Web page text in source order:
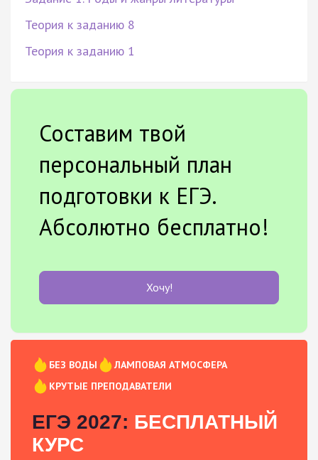
Теория к заданию 8
Теория к заданию 1
Составим твой
персональный план
подготовки к ЕГЭ.
Абсолютно бесплатно!
Хочу!
БЕЗ ВОДЫ
ЛАМПОВАЯ АТМОСФЕРА
КРУТЫЕ ПРЕПОДАВАТЕЛИ
ЕГЭ 2027: БЕСПЛАТНЫЙ
КУРС